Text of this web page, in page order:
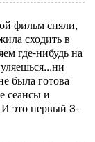
фильм сняли,
сходить в
где-нибудь на
была готова
сеансы и
это первый 3-